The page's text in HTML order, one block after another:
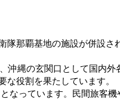
那覇基地の施設が併設さ
沖縄の玄関口として国内外
役割を果たしています。
なっています。民間旅客